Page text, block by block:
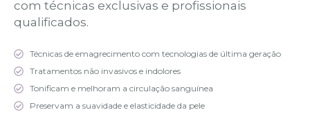
com técnicas exclusivas e profissionais
qualificados.
Técnicas de emagrecimento com tecnologias de última geração
Tratamentos não invasivos e indolores
Tonificam e melhoram a circulação sanguínea
Preservam a suavidade e elasticidade da pele